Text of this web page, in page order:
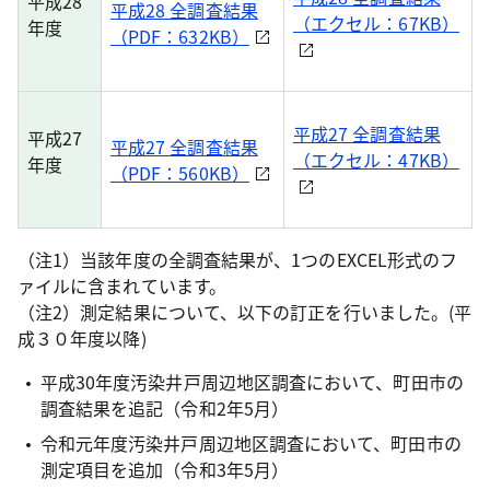
年度
平成28 全調査結果
（PDF：632KB）
（エクセル：67KB）
平成27
年度
平成27 全調査結果
（PDF：560KB）
平成27 全調査結果
（エクセル：47KB）
（注1）当該年度の全調査結果が、1つのEXCEL形式のフ
ァイルに含まれています。
（注2）測定結果について、以下の訂正を行いました。(平
成３０年度以降)
平成30年度汚染井戸周辺地区調査において、町田市の
調査結果を追記（令和2年5月）
令和元年度汚染井戸周辺地区調査において、町田市の
測定項目を追加（令和3年5月）